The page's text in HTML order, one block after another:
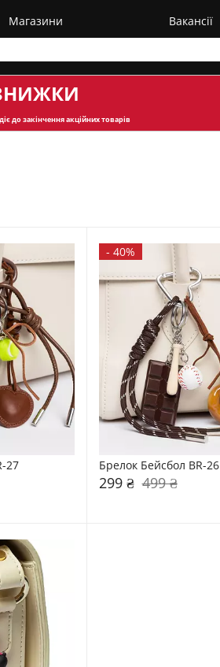
Магазини Вакансії
до закінчення акційних товарів
27
- 40%
Брелок Бейсбол BR-26
299 ₴ 499 ₴